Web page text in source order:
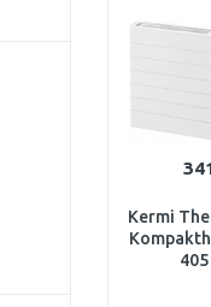
Kermi